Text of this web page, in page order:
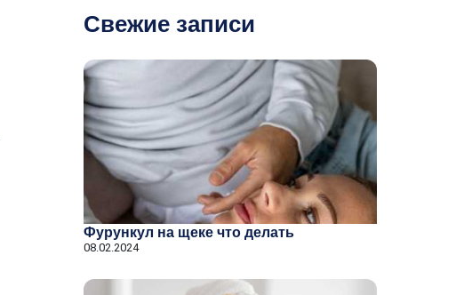
Свежие записи
Фурункул на щеке что делать
08.02.2024